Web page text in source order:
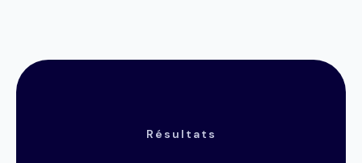
Résultats